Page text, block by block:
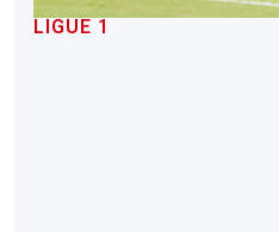
LIGUE 1